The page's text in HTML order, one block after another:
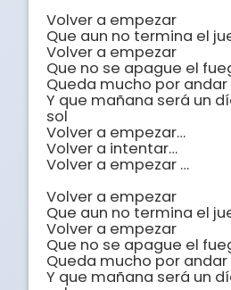
Volver a empezar
Que aun no termina el
Volver a empezar
Que no se apague el
Queda mucho por andar
Y que mañana será un
sol
Volver a empezar…
Volver a intentar…
Volver a empezar …
Volver a empezar
Que aun no termina el
Volver a empezar
Que no se apague el
Queda mucho por andar
Y que mañana será un